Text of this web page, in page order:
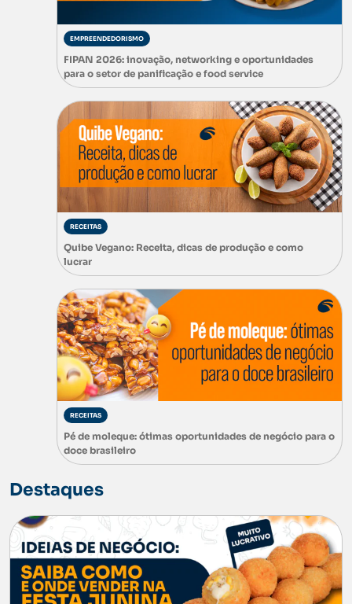
EMPREENDEDORISMO
FIPAN 2026: inovação, networking e oportunidades
para o setor de panificação e food service
RECEITAS
Quibe Vegano: Receita, dicas de produção e como
lucrar
RECEITAS
Pé de moleque: ótimas oportunidades de negócio para o
doce brasileiro
Destaques